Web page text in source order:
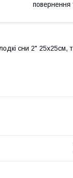
повернення
сни 2" 25х25см,